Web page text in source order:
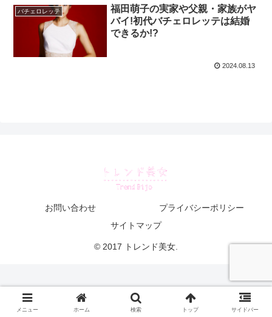
バチェロレッテ
福田萌子の実家や父親・家族がヤ
バイ!初代バチェロレッテは結婚
できるか!?
2024.08.13
お問い合わせ
プライバシーポリシー
サイトマップ
© 2017 トレンド美女.
メニュー ホーム 検索 トップ サイドバー